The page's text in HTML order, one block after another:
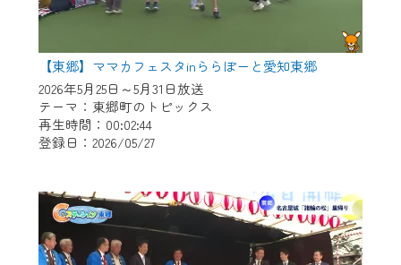
【東郷】ママカフェスタinららぽーと愛知東郷
2026年5月25日～5月31日放送
テーマ：東郷町のトピックス
再生時間：00:02:44
登録日：2026/05/27